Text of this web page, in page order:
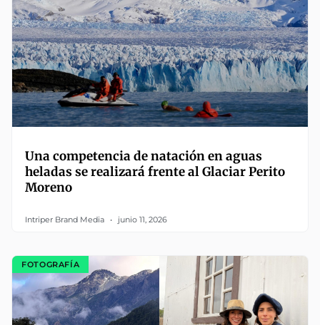
Una competencia de natación en aguas
heladas se realizará frente al Glaciar Perito
Moreno
Intriper Brand Media junio 11, 2026
FOTOGRAFÍA